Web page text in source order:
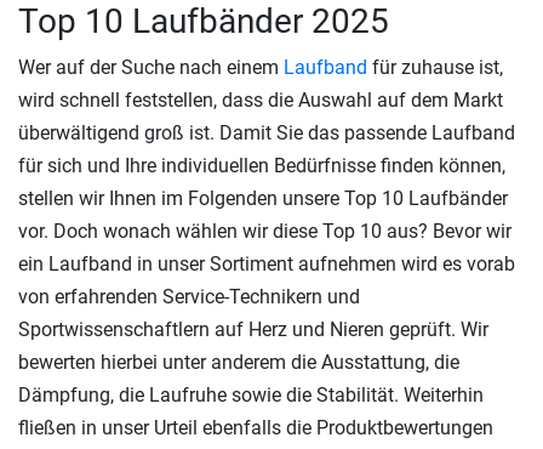
Top 10 Laufbänder 2025
Wer auf der Suche nach einem Laufband für zuhause ist,
wird schnell feststellen, dass die Auswahl auf dem Markt
überwältigend groß ist. Damit Sie das passende Laufband
für sich und Ihre individuellen Bedürfnisse finden können,
stellen wir Ihnen im Folgenden unsere Top 10 Laufbänder
vor. Doch wonach wählen wir diese Top 10 aus? Bevor wir
ein Laufband in unser Sortiment aufnehmen wird es vorab
von erfahrenden Service-Technikern und
Sportwissenschaftlern auf Herz und Nieren geprüft. Wir
bewerten hierbei unter anderem die Ausstattung, die
Dämpfung, die Laufruhe sowie die Stabilität. Weiterhin
fließen in unser Urteil ebenfalls die Produktbewertungen